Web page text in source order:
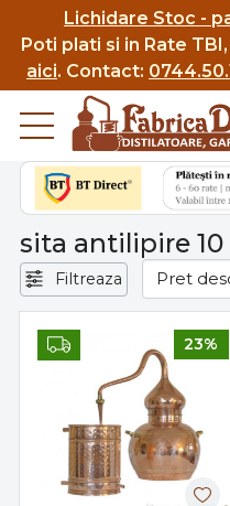
Lichidare Stoc -
Poti plati si in Rate
aici. Contact:
sita antilipire
Filtreaza
23%